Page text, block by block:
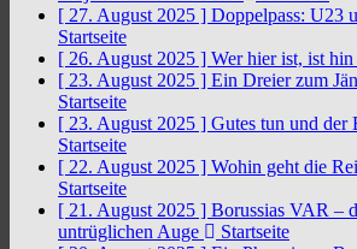
[ 27. August 2025 ] Doppelpass: U23
Startseite
[ 26. August 2025 ] Wer hier ist, ist
[ 23. August 2025 ] Ein Dreier zum
Startseite
[ 23. August 2025 ] Gutes tun und der
Startseite
[ 22. August 2025 ] Wohin geht die
Startseite
[ 21. August 2025 ] Borussias VAR –
untrüglichen Auge
Startseite